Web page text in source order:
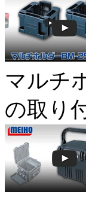
マルチ
の取り